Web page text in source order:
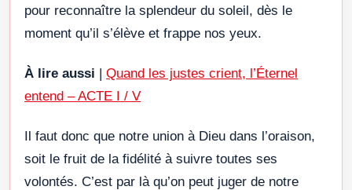
pour reconnaître la splendeur du soleil, dès le
moment qu’il s’élève et frappe nos yeux.
À lire aussi | Quand les justes crient, l’Éternel
entend – ACTE I / V
Il faut donc que notre union à Dieu dans l’oraison,
soit le fruit de la fidélité à suivre toutes ses
volontés. C’est par là qu’on peut juger de notre